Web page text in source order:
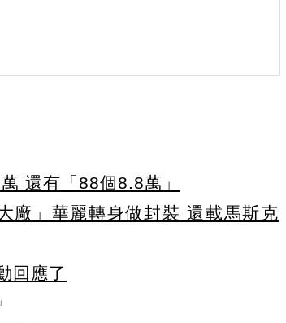
還有「88個8.8萬」
廠」華麗轉身做封裝 還載馬斯克
回應了